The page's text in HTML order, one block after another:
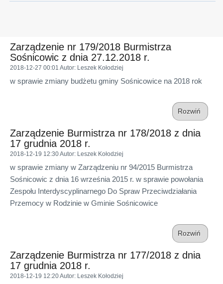
Zarządzenie nr 179/2018 Burmistrza
Sośnicowic z dnia 27.12.2018 r.
2018-12-27 00:01 Autor: Leszek Kołodziej
w sprawie zmiany budżetu gminy Sośnicowice na 2018 rok
Rozwiń
Zarządzenie Burmistrza nr 178/2018 z dnia
17 grudnia 2018 r.
2018-12-19 12:30Autor: Leszek Kołodziej
w sprawie zmiany w Zarządzeniu nr 94/2015 Burmistrza
Sośnicowic z dnia 16 września 2015 r. w sprawie powołania
Zespołu Interdyscyplinarnego Do Spraw Przeciwdziałania
Przemocy w Rodzinie w Gminie Sośnicowice
Rozwiń
Zarządzenie Burmistrza nr 177/2018 z dnia
17 grudnia 2018 r.
2018-12-19 12:20Autor: Leszek Kołodziej